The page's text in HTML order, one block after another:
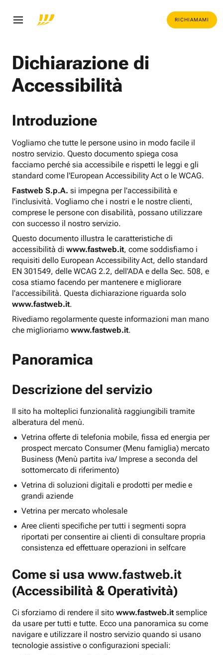
RICHIAMAMI
Dichiarazione di
Accessibilità
Introduzione
Vogliamo che tutte le persone usino in modo facile il
nostro servizio. Questo documento spiega cosa
facciamo perché sia accessibile e rispetti le leggi e gli
standard come l'European Accessibility Act o le WCAG.
Fastweb S.p.A. si impegna per l'accessibilità e
l'inclusività. Vogliamo che i nostri e le nostre clienti,
comprese le persone con disabilità, possano utilizzare
con successo il nostro servizio.
Questo documento illustra le caratteristiche di
accessibilità di www.fastweb.it, come soddisfiamo i
requisiti dello European Accessibility Act, dello standard
EN 301549, delle WCAG 2.2, dell'ADA e della Sec. 508, e
cosa stiamo facendo per mantenere e migliorare
l'accessibilità. Questa dichiarazione riguarda solo
www.fastweb.it.
Rivediamo regolarmente queste informazioni man mano
che miglioriamo www.fastweb.it.
Panoramica
Descrizione del servizio
Il sito ha molteplici funzionalità raggiungibili tramite
alberatura del menù.
Vetrina offerte di telefonia mobile, fissa ed energia per
prospect mercato Consumer (Menu famiglia) mercato
Business (Menù partita iva/ Imprese a seconda del
sottomercato di riferimento)
Vetrina di soluzioni digitali e prodotti per medie e
grandi aziende
Vetrina per mercato wholesale
Aree clienti specifiche per tutti i segmenti sopra
riportati per consentire ai clienti di consultare propria
consistenza ed effettuare operazioni in selfcare
Come si usa www.fastweb.it
(Accessibilità & Operatività)
Ci sforziamo di rendere il sito www.fastweb.it semplice
da usare per tutti e tutte. Ecco una panoramica su come
navigare e utilizzare il nostro servizio quando si usano
tecnologie assistive o configurazioni speciali: